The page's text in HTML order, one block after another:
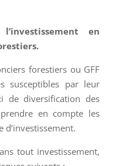
l’investissement en
forestiers ou GFF
susceptibles par leur
de diversification des
en compte les
tout investissement,